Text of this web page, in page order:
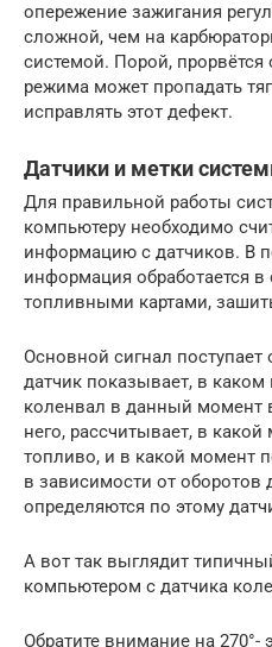
опережение зажигания
сложной, чем на
системой. Порой, прорвётся
режима может пропадать
исправлять этот дефект.
Датчики и метки
Для правильной работы
компьютеру необходимо
информацию с датчиков. В
информация обработается в
топливными картами,
Основной сигнал поступает
датчик показывает, в
коленвал в данный момент
него, рассчитывает, в
топливо, и в какой момент
в зависимости от оборотов
определяются по этому
А вот так выглядит
компьютером с датчика
Обратите внимание на 270°-